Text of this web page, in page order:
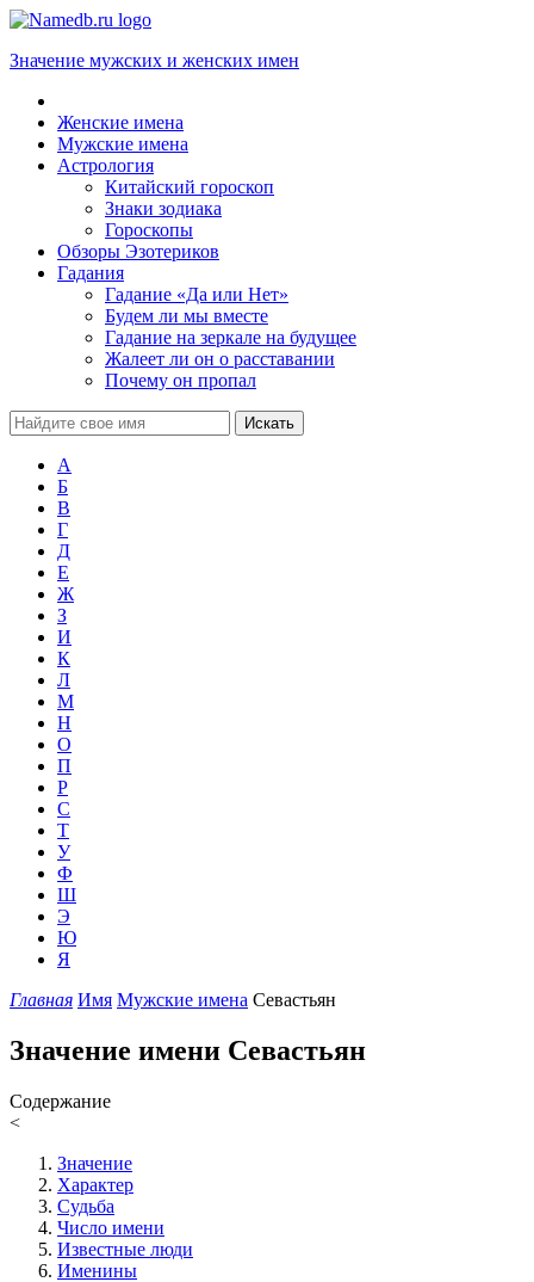
Значение мужских и женских имен
Женские имена
Мужские имена
Астрология
Китайский гороскоп
Знаки зодиака
Гороскопы
Обзоры Эзотериков
Гадания
Гадание «Да или Нет»
Будем ли мы вместе
Гадание на зеркале на будущее
Жалеет ли он о расставании
Почему он пропал
А
Б
В
Г
Д
Е
Ж
З
И
К
Л
М
Н
О
П
Р
С
Т
У
Ф
Ш
Э
Ю
Я
Главная Имя Мужские имена Севастьян
Значение имени Севастьян
Содержание
<
Значение
Характер
Судьба
Число имени
Известные люди
Именины